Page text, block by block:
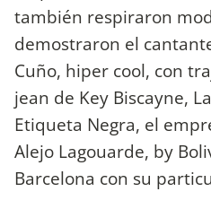
también respiraron
demostraron el
Cuño, hiper cool, con
jean de Key Biscayne,
Etiqueta Negra, el
Alejo Lagouarde, by
Barcelona con su